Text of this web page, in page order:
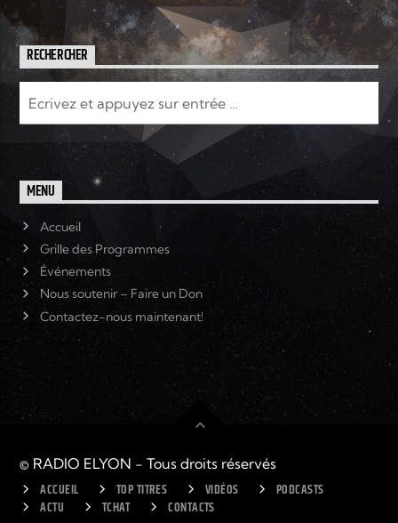
RECHERCHER
MENU
Accueil
Grille des Programmes
Événements
Nous soutenir – Faire un Don
Contactez-nous maintenant!
© RADIO ELYON - Tous droits réservés
ACCUEIL TOP TITRES VIDÉOS
PODCASTS
ACTU
TCHAT CONTACTS